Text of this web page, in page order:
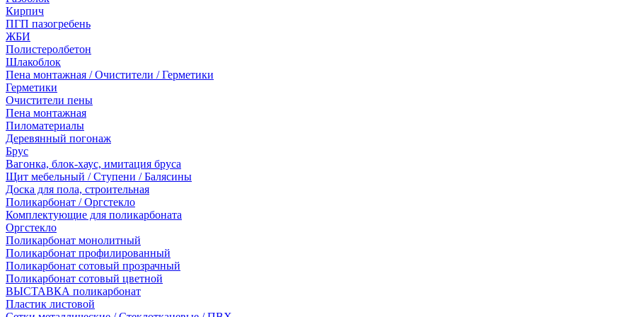
Кирпич
ПГП пазогребень
ЖБИ
Полистеролбетон
Шлакоблок
Пена монтажная / Очистители / Герметики
Герметики
Очистители пены
Пена монтажная
Пиломатериалы
Деревянный погонаж
Брус
Вагонка, блок-хаус, имитация бруса
Щит мебельный / Ступени / Балясины
Доска для пола, строительная
Поликарбонат / Оргстекло
Комплектующие для поликарбоната
Оргстекло
Поликарбонат монолитный
Поликарбонат профилированный
Поликарбонат сотовый прозрачный
Поликарбонат сотовый цветной
ВЫСТАВКА поликарбонат
Пластик листовой